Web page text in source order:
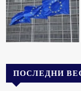
ПОСЛЕДНИ